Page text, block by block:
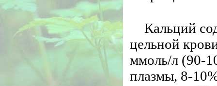
Кальций
цельной
ммоль/л (90-
плазмы, 8-